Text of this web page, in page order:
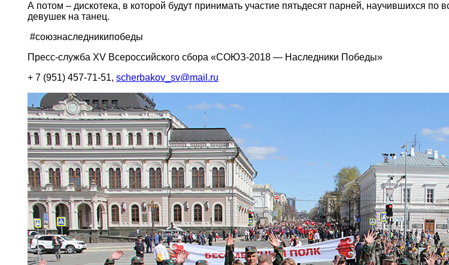
А потом – дискотека, в которой будут принимать участие пятьдесят парней, научившихся по
девушек на танец.
#союзнаследникипобеды
Пресс-служба XV Всероссийского сбора «СОЮЗ-2018 — Наследники Победы»
+ 7 (951) 457-71-51, scherbakov sv@mail .ru